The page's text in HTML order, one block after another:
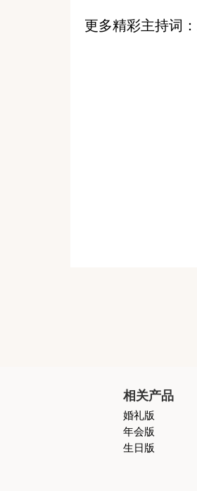
更多精彩主持词：
相关产品
婚礼版
年会版
生日版